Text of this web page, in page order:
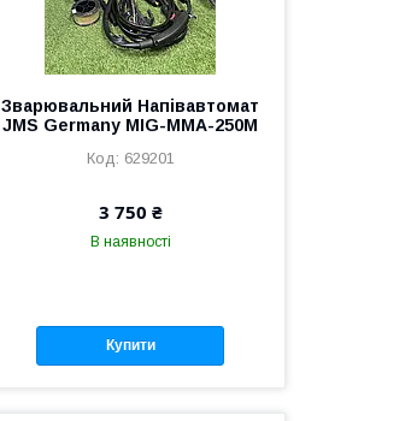
Зварювальний Напівавтомат
JMS Germany MIG-ММА-250M
629201
3 750 ₴
В наявності
Купити